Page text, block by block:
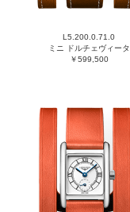
L5.200.0.71.0
ミニ ドルチェヴィータ
￥599,500